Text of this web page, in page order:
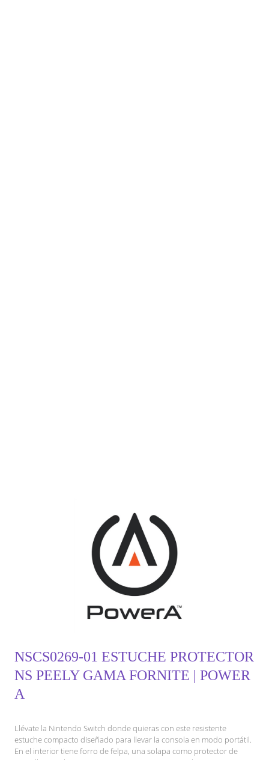
NSCS0269-01 ESTUCHE PROTECTOR
NS PEELY GAMA FORNITE | POWER
A
Llévate la Nintendo Switch donde quieras con este resistente
estuche compacto diseñado para llevar la consola en modo portátil.
En el interior tiene forro de felpa, una solapa como protector de